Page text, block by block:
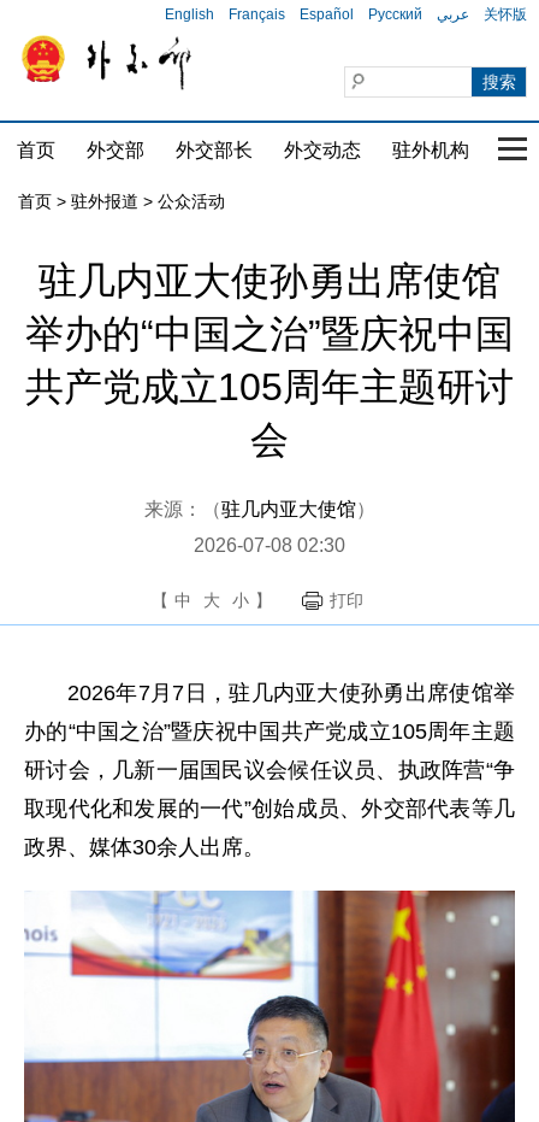
English Français Español Русский عربي 关怀版
首页 外交部 外交部长 外交动态 驻外机构 国
首页 > 驻外报道 > 公众活动
驻几内亚大使孙勇出席使馆
举办的“中国之治”暨庆祝中国
共产党成立105周年主题研讨
会
来源：（驻几内亚大使馆）
2026-07-08 02:30
【 中 大 小 】 打印
2026年7月7日，驻几内亚大使孙勇出席使馆举
办的“中国之治”暨庆祝中国共产党成立105周年主题
研讨会，几新一届国民议会候任议员、执政阵营“争
取现代化和发展的一代”创始成员、外交部代表等几
政界、媒体30余人出席。